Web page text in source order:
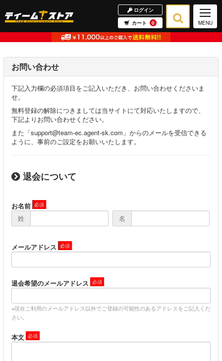
ログイン
カート
0 MENU
お問い合わせ
下記入力欄の必須項目をご記入いただき、お問い合わせくださいま
せ。
無料登録の解除につきましては当サイトにて対応いたしますので、
下記よりお問い合わせください。
また「support@team-ec.agent-sk.com」からのメールを受信できる
ように、事前のご設定をお願いいたします。
退会について
お名前
姓
名
メールアドレス
退会希望のメールアドレス
※現在ご利用のメールアドレス以外でご登録の可能性のあるアドレスをご記入くだ
さい。
本文